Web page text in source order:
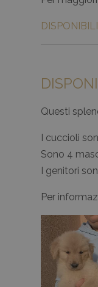
Questi
I cuccioli
Sono 4
I genitori
Per